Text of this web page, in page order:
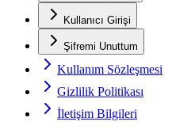
Kullanıcı Girişi
Şifremi Unuttum
Kullanım Sözleşmesi
Gizlilik Politikası
İletişim Bilgileri